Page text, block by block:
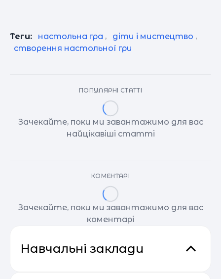
Теги: настольна гра , діти і мистецтво ,
створення настольної гри
ПОПУЛЯРНІ СТАТТІ
Зачекайте, поки ми завантажимо для вас
найцікавіші статті
КОМЕНТАРІ
Зачекайте, поки ми завантажимо для вас
коментарі
Навчальні заклади